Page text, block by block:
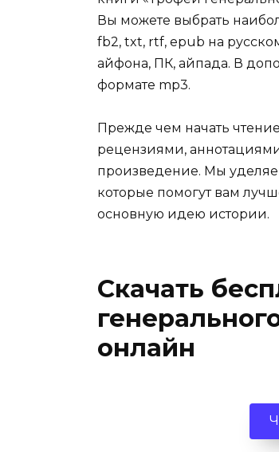
Вы можете выбрать
fb2, txt, rtf, epub на
айфона, ПК, айпада. В
формате mp3.
Прежде чем начать
рецензиями,
произведение. Мы
которые помогут вам
основную идею истории.
Скачать
онлайн